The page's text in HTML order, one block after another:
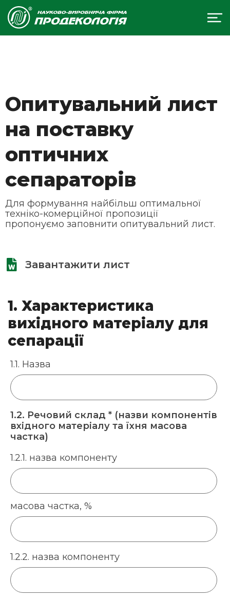
Опитувальний лист
на поставку
оптичних
сепараторів
Для формування найбільш оптимальної
техніко-комерційної пропозиції
пропонуємо заповнити опитувальний лист.
Завантажити лист
1. Характеристика
вихідного матеріалу для
сепарації
1.1. Назва
1.2. Речовий склад * (назви компонентів
вхідного матеріалу та їхня масова
частка)
1.2.1. назва компоненту
масова частка, %
1.2.2. назва компоненту